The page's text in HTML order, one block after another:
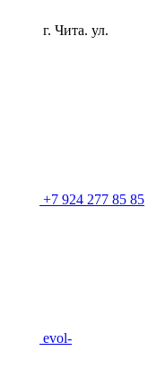
г. Чита. ул.
+7 924 277 85 85
evol-